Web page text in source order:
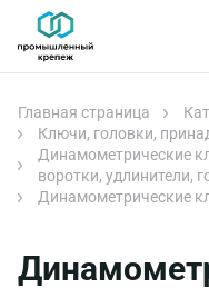
Главная страница
Ключи, головки,
Динамометрические
воротки, удлинители,
Динамометрические